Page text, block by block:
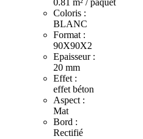
0.81 m² / paquet
Coloris :
BLANC
Format :
90X90X2
Epaisseur :
20 mm
Effet :
effet béton
Aspect :
Mat
Bord :
Rectifié